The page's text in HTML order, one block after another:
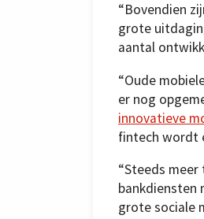
“Bovendien
grote
aantal
“Oude
er nog
innovatieve
fintech wordt
“Steeds
bankdiensten
grote sociale